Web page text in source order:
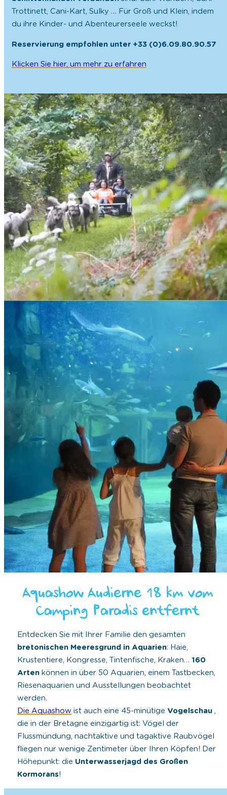
Trottinett, Cani-Kart, Sulky … Für Groß und Klein, indem
du ihre Kinder- und Abenteurerseele weckst!
Reservierung empfohlen unter +33 (0)6.09.80.90.57
Klicken Sie hier, um mehr zu erfahren
Aquashow Audierne 18 km vom
Camping Paradis entfernt
Entdecken Sie mit Ihrer Familie den gesamten
bretonischen Meeresgrund in Aquarien: Haie,
Krustentiere, Kongresse, Tintenfische, Kraken… 160
Artenkönnen in über 50 Aquarien, einem Tastbecken,
Riesenaquarien und Ausstellungen beobachtet
werden.
Die Aquashow ist auch eine 45-minütige Vogelschau ,
die in der Bretagne einzigartig ist: Vögel der
Flussmündung, nachtaktive und tagaktive Raubvögel
fliegen nur wenige Zentimeter über Ihren Köpfen! Der
Höhepunkt: die Unterwasserjagd des Großen
Kormorans!